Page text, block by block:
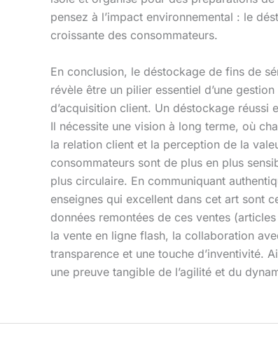
pensez à l’impact environnemental : le
croissante des consommateurs.
En conclusion, le déstockage de fins de
révèle être un pilier essentiel d’une
d’acquisition client. Un déstockage
Il nécessite une vision à long terme, où
la relation client et la perception de la
consommateurs sont de plus en plus
plus circulaire. En communiquant
enseignes qui excellent dans cet art sont
données remontées de ces ventes
la vente en ligne flash, la collaboration
transparence et une touche d’inventivité.
une preuve tangible de l’agilité et du